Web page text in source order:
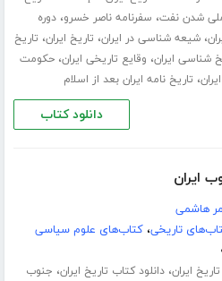
شدن نفت، سفرنامه ناصر خسرو،دوره
،شیعه شناسی در ایران، تاریخ ایران، تاریخ
شناسی ایران، وقایع تاریخی ایران،حکومت
، تاریخ نامه ایران بعد از اسلام
دانلود کتاب
ایران
هاشمی
تاریخی،کتاب‌های علوم سیاسی
تاریخ ایران،دانلود کتاب تاریخ ایران، جنوب